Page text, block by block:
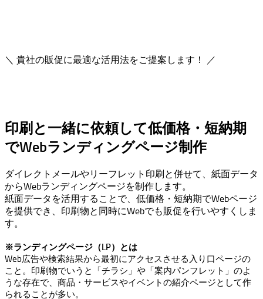
＼ 貴社の販促に最適な活用法をご提案します！ ／
印刷と一緒に依頼して低価格・短納期
でWebランディングページ制作
ダイレクトメールやリーフレット印刷と併せて、紙面データ
からWebランディングページを制作します。
紙面データを活用することで、低価格・短納期でWebページ
を提供でき、印刷物と同時にWebでも販促を行いやすくしま
す。
※ランディングページ（LP）とは
Web広告や検索結果から最初にアクセスさせる入り口ページの
こと。印刷物でいうと「チラシ」や「案内パンフレット」のよ
うな存在で、商品・サービスやイベントの紹介ページとして作
られることが多い。